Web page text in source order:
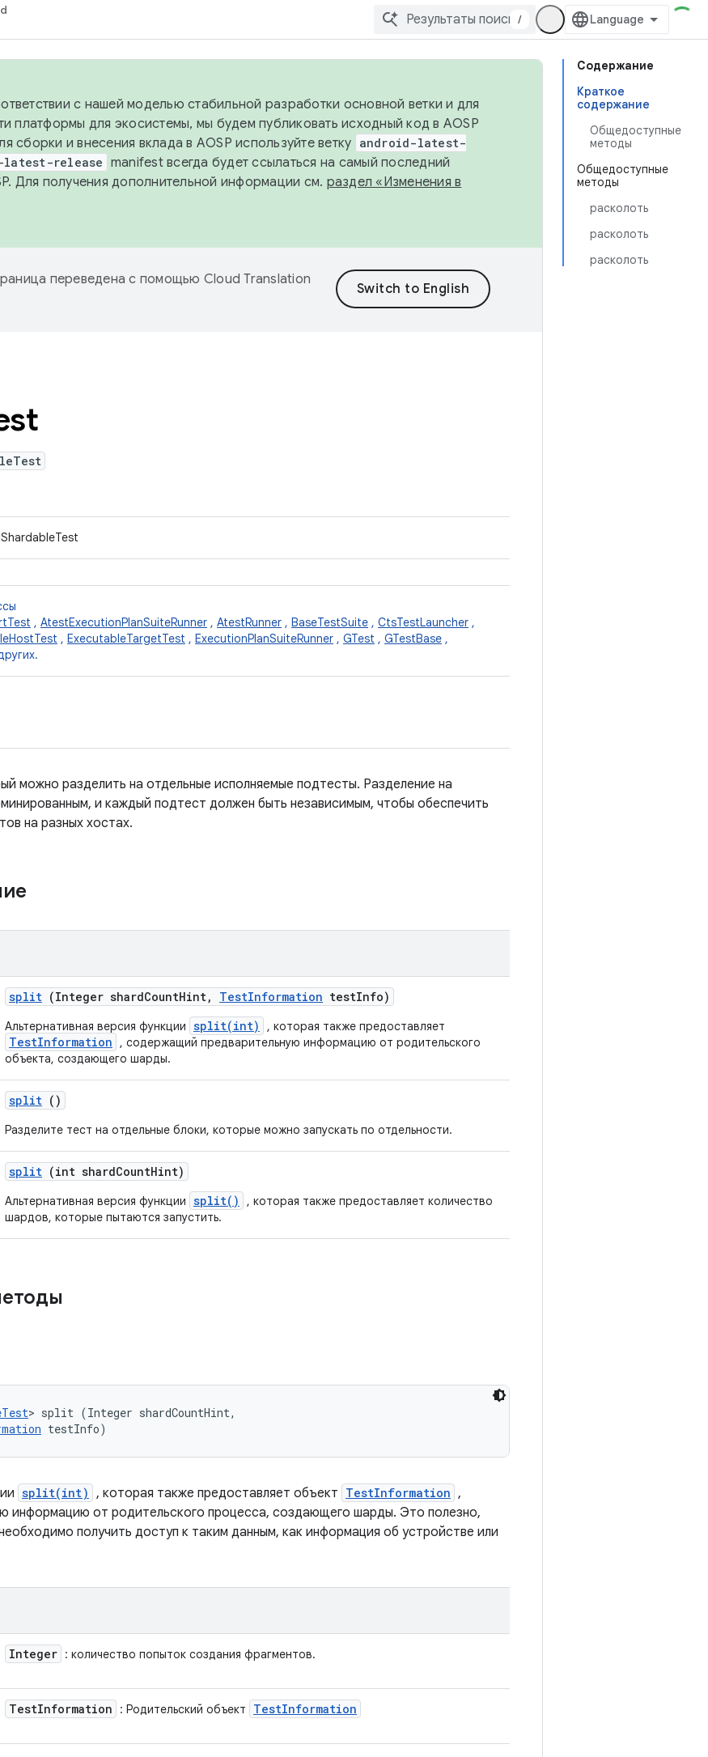
/
Содержание
Краткое
содержание
Общедоступные
методы
Общедоступные
методы
расколоть
расколоть
расколоть
с нашей моделью стабильной разработки основной ветки и для
платформы для экосистемы, мы будем публиковать исходный код в AOSP
сборки и внесения вклада в AOSP используйте ветку android-latest-
latest-release manifest всегда будет ссылаться на самый последний
Для получения дополнительной информации см. раздел «Изменения в
переведена с помощью Cloud Translation
, AtestExecutionPlanSuiteRunner , AtestRunner , BaseTestSuite , CtsTestLauncher ,
, ExecutableTargetTest , ExecutionPlanSuiteRunner , GTest , GTestBase ,
можно разделить на отдельные исполняемые подтесты. Разделение на
и каждый подтест должен быть независимым, чтобы обеспечить
на разных хостах.
split (Integer shardCountHint, TestInformation testInfo)
Альтернативная версия функции split(int) , которая также предоставляет
TestInformation
, содержащий предварительную информацию от родительского
объекта, создающего шарды.
split ()
Разделите тест на отдельные блоки, которые можно запускать по отдельности.
split (int shardCountHint)
Альтернативная версия функции split()
, которая также предоставляет количество
шардов, которые пытаются запустить.
> split (Integer shardCountHint,
testInfo)
split(int) , которая также предоставляет объект TestInformation ,
информацию от родительского процесса, создающего шарды. Это полезно,
получить доступ к таким данным, как информация об устройстве или
Integer : количество попыток создания фрагментов.
TestInformation : Родительский объект TestInformation